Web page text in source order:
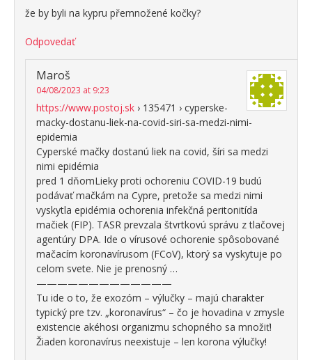
že by byli na kypru přemnožené kočky?
Odpovedať
Maroš
04/08/2023 at 9:23
https://www.postoj.sk › 135471 › cyperske-
macky-dostanu-liek-na-covid-siri-sa-medzi-nimi-
epidemia
Cyperské mačky dostanú liek na covid, šíri sa medzi
nimi epidémia
pred 1 dňomLieky proti ochoreniu COVID-19 budú
podávať mačkám na Cypre, pretože sa medzi nimi
vyskytla epidémia ochorenia infekčná peritonitída
mačiek (FIP). TASR prevzala štvrtkovú správu z tlačovej
agentúry DPA. Ide o vírusové ochorenie spôsobované
mačacím koronavírusom (FCoV), ktorý sa vyskytuje po
celom svete. Nie je prenosný …
—————————————
Tu ide o to, že exozóm – výlučky – majú charakter
typický pre tzv. „koronavírus“ – čo je hovadina v zmysle
existencie akéhosi organizmu schopného sa množiť!
Žiaden koronavírus neexistuje – len korona výlučky!